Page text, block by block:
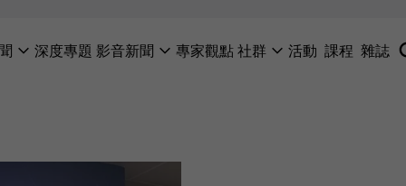
深度專題 影音新聞 專家觀點社群 活動 課程 雜誌